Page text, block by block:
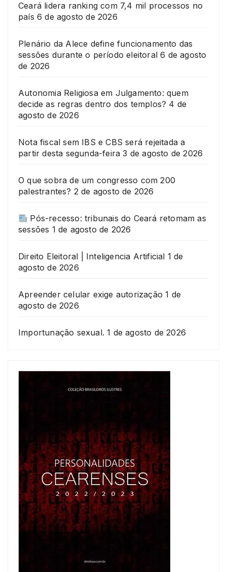
Ceará lidera ranking com 7,4 mil processos no
país 6 de agosto de 2026
Plenário da Alece define funcionamento das
sessões durante o período eleitoral 6 de agosto
de 2026
Autonomia Religiosa em Julgamento: quem
decide as regras dentro dos templos? 4 de
agosto de 2026
Nota fiscal sem IBS e CBS será rejeitada a
partir desta segunda-feira 3 de agosto de 2026
O que sobra de um congresso com 200
palestrantes? 2 de agosto de 2026
Pós-recesso: tribunais do Ceará retomam as
sessões 1 de agosto de 2026
Direito Eleitoral | Inteligencia Artificial 1 de
agosto de 2026
Apreender celular exige autorização 1 de
agosto de 2026
Importunação sexual. 1 de agosto de 2026